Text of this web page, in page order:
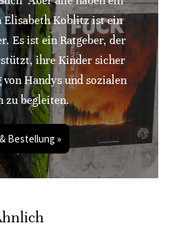
Elisabeth Koblitz ist ein
Es ist ein Ratgeber, der
ihre Kinder sicher
Handys und sozialen
zu begleiten.
Bestellung »